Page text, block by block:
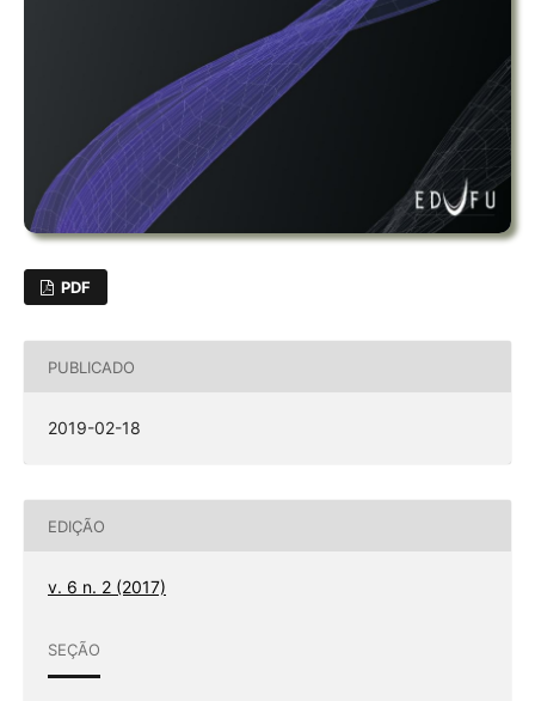
PDF
PUBLICADO
2019-02-18
EDIÇÃO
v. 6 n. 2 (2017)
SEÇÃO